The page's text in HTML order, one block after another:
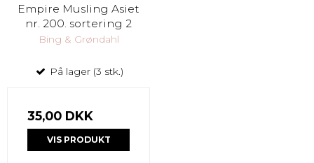
Empire Musling Asiet
nr. 200. sortering 2
Bing & Grøndahl
På lager (3 stk.)
35,00 DKK
VIS PRODUKT